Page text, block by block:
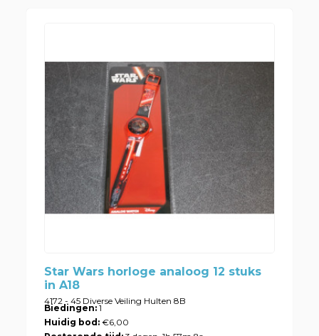
Star Wars horloge analoog 12 stuks
in A18
4172 - 45 Diverse Veiling Hulten 8B
Biedingen: 1
Huidig bod: €6,00